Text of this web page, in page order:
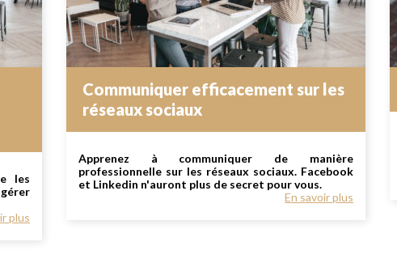
les
plus
Communiquer efficacement sur les
réseaux sociaux
Apprenez à communiquer de manière
professionnelle sur les réseaux sociaux. Facebook
et Linkedin n'auront plus de secret pour vous.
En savoir plus